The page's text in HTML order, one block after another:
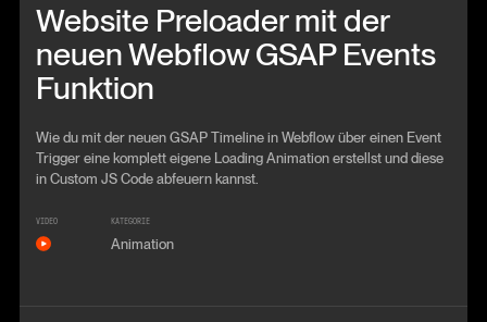
Website Preloader mit der
neuen Webflow GSAP Events
Funktion
Wie du mit der neuen GSAP Timeline in Webflow über einen Event
Trigger eine komplett eigene Loading Animation erstellst und diese
in Custom JS Code abfeuern kannst.
VIDEO KATEGORIE
Animation